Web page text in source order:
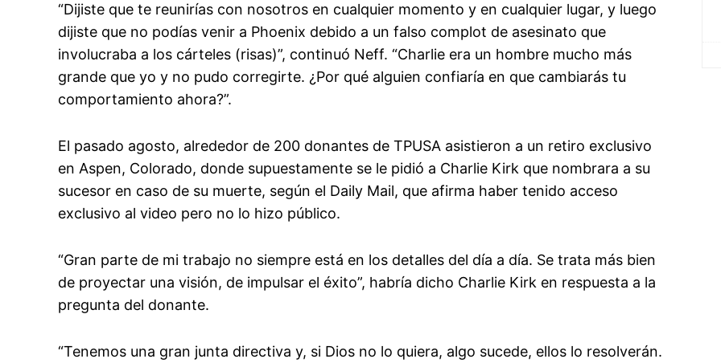
“Dijiste que te reunirías con nosotros en cualquier momento y en cualquier lugar, y luego
dijiste que no podías venir a Phoenix debido a un falso complot de asesinato que
involucraba a los cárteles (risas)”, continuó Neff. “Charlie era un hombre mucho más
grande que yo y no pudo corregirte. ¿Por qué alguien confiaría en que cambiarás tu
comportamiento ahora?”.
El pasado agosto, alrededor de 200 donantes de TPUSA asistieron a un retiro exclusivo
en Aspen, Colorado, donde supuestamente se le pidió a Charlie Kirk que nombrara a su
sucesor en caso de su muerte, según el Daily Mail, que afirma haber tenido acceso
exclusivo al video pero no lo hizo público.
“Gran parte de mi trabajo no siempre está en los detalles del día a día. Se trata más bien
de proyectar una visión, de impulsar el éxito”, habría dicho Charlie Kirk en respuesta a la
pregunta del donante.
“Tenemos una gran junta directiva y, si Dios no lo quiera, algo sucede, ellos lo resolverán.